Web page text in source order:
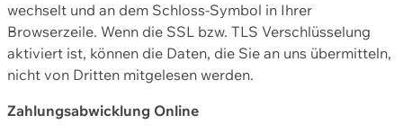
wechselt und an dem Schloss-Symbol in Ihrer
Browserzeile. Wenn die SSL bzw. TLS Verschlüsselung
aktiviert ist, können die Daten, die Sie an uns übermitteln,
nicht von Dritten mitgelesen werden.
Zahlungsabwicklung Online